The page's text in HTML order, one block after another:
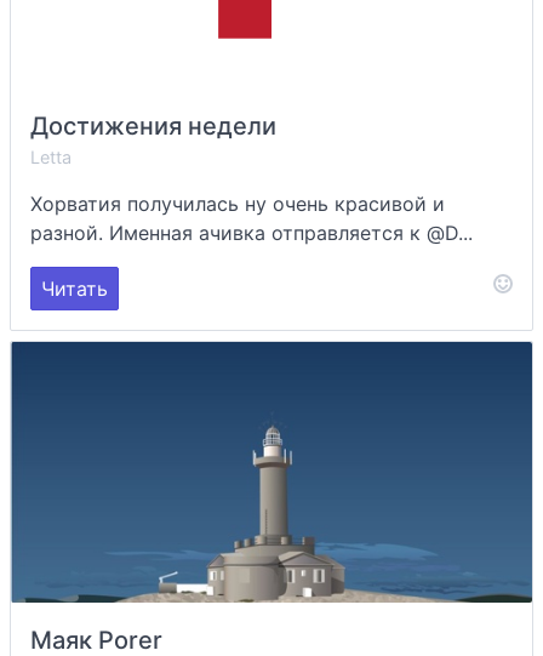
Достижения недели
Letta
Хорватия получилась ну очень красивой и
разной. Именная ачивка отправляется к @D...
Читать
Маяк Porer